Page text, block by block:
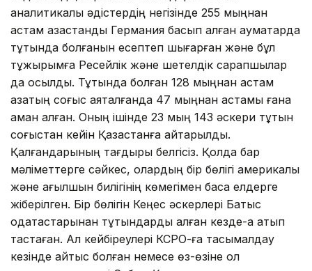
аналитикалық әдістердің негізінде 255 мыңнан
астам қазақстандық Германия басып алған аумақтарда
тұтқында болғанын есептеп шығарған және бұл
тұжырымға Ресейлік және шетелдік сарапшылар
да қосылды. Тұтқында болған 128 мыңнан астам
қазақтың соғыс аяқталғанда 47 мыңнан астамы ғана
аман қалған. Оның ішінде 23 мың 143 әскери тұтқын
соғыстан кейін Қазақстанға қайтарылды.
Қалғандарының тағдыры белгісіз. Қолда бар
мәліметтерге сәйкес, олардың бір бөлігі америкалық
және ағылшын билігінің көмегімен басқа елдерге
жіберілген. Бір бөлігін Кеңес әскерлері Батыс
одақтастарынан тұтқындарды алған кезде-ақ атып
тастаған. Ал кейбіреулері КСРО-ға тасымалдау
кезінде қайтыс болған немесе өз-өзіне қол